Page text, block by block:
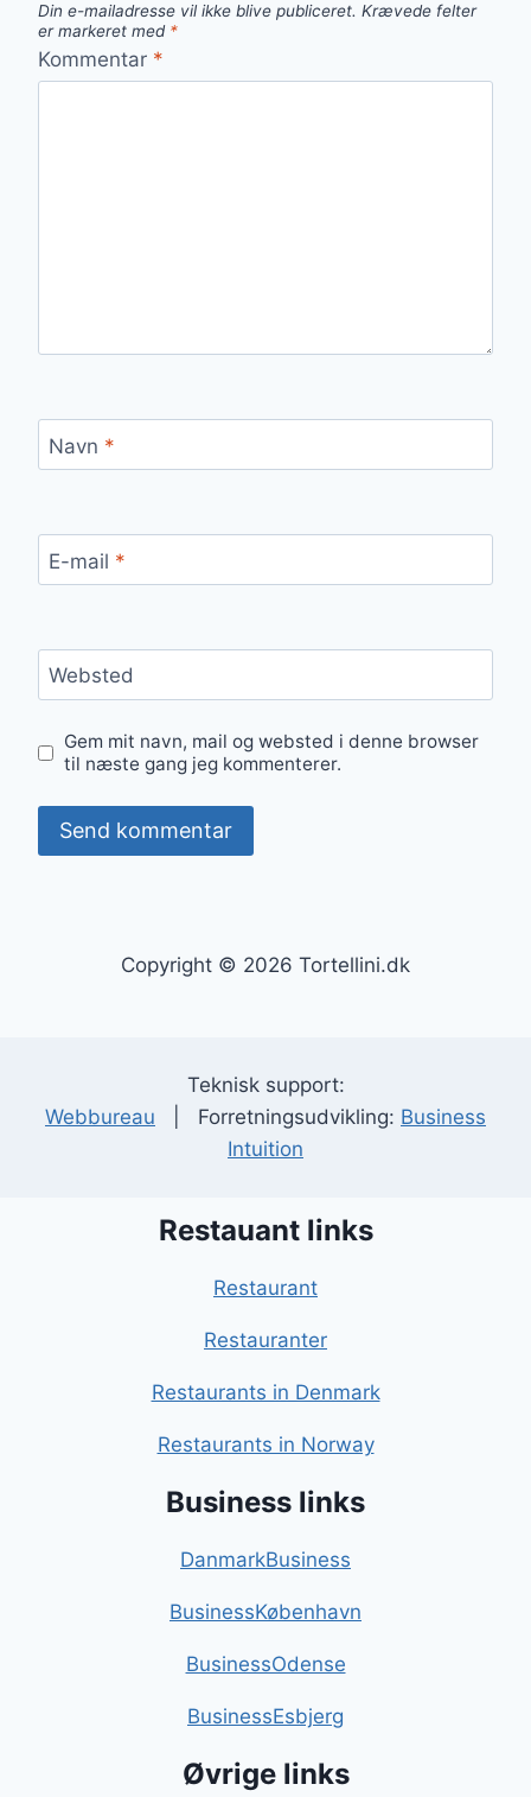
Din e-mailadresse vil ikke blive publiceret. Krævede felter
er markeret med *
Kommentar *
Navn *
E-mail *
Websted
Gem mit navn, mail og websted i denne browser
til næste gang jeg kommenterer.
Copyright © 2026 Tortellini.dk
Teknisk support:
Webbureau | Forretningsudvikling: Business
Intuition
Restauant links
Restaurant
Restauranter
Restaurants in Denmark
Restaurants in Norway
Business links
DanmarkBusiness
BusinessKøbenhavn
BusinessOdense
BusinessEsbjerg
Øvrige links